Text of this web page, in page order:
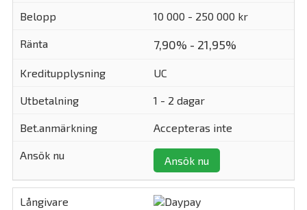
10 000 - 250 000 kr
7,90% - 21,95%
UC
1 - 2 dagar
Accepteras inte
Ansök nu